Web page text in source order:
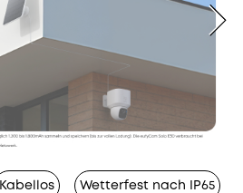
Kabellos Wetterfest nach IP65